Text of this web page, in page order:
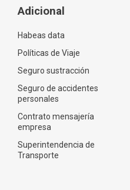
Adicional
Habeas data
Políticas de Viaje
Seguro sustracción
Seguro de accidentes
personales
Contrato mensajería
empresa
Superintendencia de
Transporte